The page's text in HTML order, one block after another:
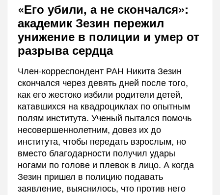
«Его убили, а не скончался»:
академик Зезин пережил
унижение в полиции и умер от
разрыва сердца
Член-корреспондент РАН Никита Зезин
скончался через девять дней после того,
как его жестоко избили родители детей,
катавшихся на квадроциклах по опытным
полям института. Ученый пытался помочь
несовершеннолетним, довез их до
института, чтобы передать взрослым, но
вместо благодарности получил удары
ногами по голове и плевок в лицо. А когда
Зезин пришел в полицию подавать
заявление, выяснилось, что против него